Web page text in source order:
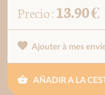
Precio :13.90 €
Ajouter à mes
AÑADIR A LA